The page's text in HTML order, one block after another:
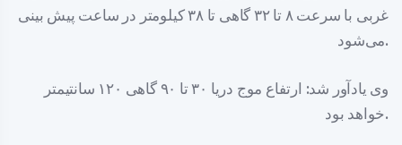
غربی با سرعت ۸ تا ۳۲ گاهی تا ۳۸ کیلومتر در ساعت پیش بینی
می‌شود.
وی یادآور شد: ارتفاع موج دریا ۳۰ تا ۹۰ گاهی ۱۲۰ سانتیمتر
خواهد بود.